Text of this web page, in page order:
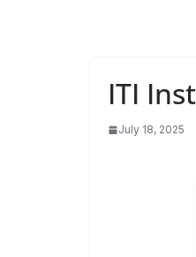
ITI
July 18, 2025